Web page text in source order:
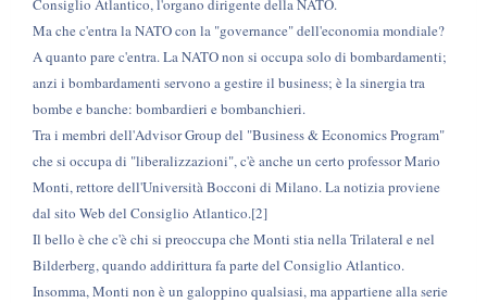
Consiglio Atlantico, l'organo dirigente della NATO.
Ma che c'entra la NATO con la "governance" dell'economia mondiale?
A quanto pare c'entra. La NATO non si occupa solo di bombardamenti;
anzi i bombardamenti servono a gestire il business; è la sinergia tra
bombe e banche: bombardieri e bombanchieri.
Tra i membri dell'Advisor Group del "Business & Economics Program"
che si occupa di "liberalizzazioni", c'è anche un certo professor Mario
Monti, rettore dell'Università Bocconi di Milano. La notizia proviene
dal sito Web del Consiglio Atlantico.[2]
Il bello è che c'è chi si preoccupa che Monti stia nella Trilateral e nel
Bilderberg, quando addirittura fa parte del Consiglio Atlantico.
Insomma, Monti non è un galoppino qualsiasi, ma appartiene alla serie